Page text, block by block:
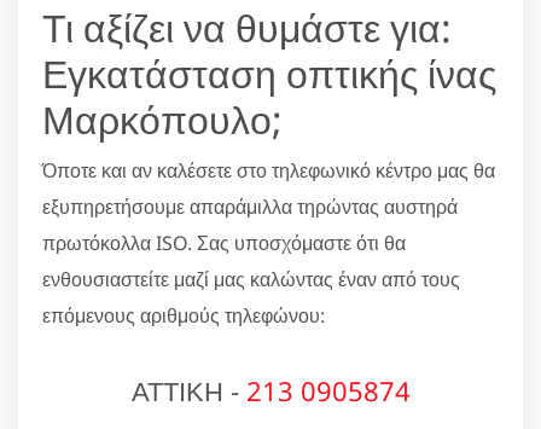
Τι αξίζει να θυμάστε για:
Εγκατάσταση οπτικής ίνας
Μαρκόπουλο;
Όποτε και αν καλέσετε στο τηλεφωνικό κέντρο μας θα
εξυπηρετήσουμε απαράμιλλα τηρώντας αυστηρά
πρωτόκολλα ISO. Σας υποσχόμαστε ότι θα
ενθουσιαστείτε μαζί μας καλώντας έναν από τους
επόμενους αριθμούς τηλεφώνου:
ΑΤΤΙΚΗ - 213 0905874